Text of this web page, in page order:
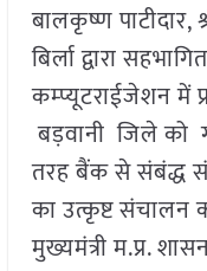
बालकृष्ण पाटीदार,
बिर्ला द्वारा
कम्प्यूटराईजेशन में
बड़वानी जिले को
तरह बैंक से संबंद्ध
का उत्कृष्ट संचालन
मुख्यमंत्री म.प्र.